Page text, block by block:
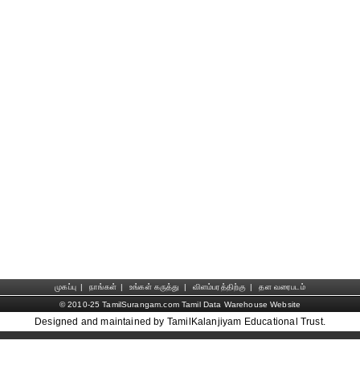
முகப்பு | நாங்கள் | உங்கள் கருத்து | விளம்பரத்திற்கு |
தள வரைபடம்
© 2010-25 TamilSurangam.com Tamil Data Warehouse Website
Designed and maintained by TamilKalanjiyam Educational Trust.